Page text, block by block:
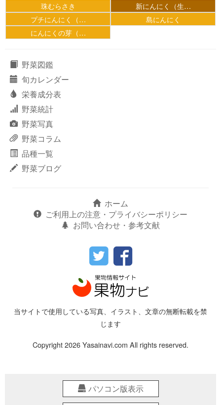
珠むらさき
新にんにく（生…
プチにんにく（…
島にんにく
にんにくの芽（…
野菜図鑑
旬カレンダー
栄養成分表
野菜統計
野菜写真
野菜コラム
品種一覧
野菜ブログ
ホーム
ご利用上の注意・プライバシーポリシー
お問い合わせ・参考文献
当サイトで使用している写真、イラスト、文章の無断転載を禁
じます
Copyright 2026 Yasainavi.com All rights reserved.
パソコン版表示